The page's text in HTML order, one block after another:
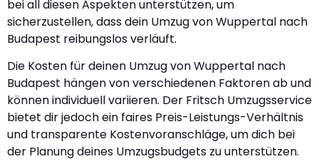
bei all diesen Aspekten unterstützen, um
sicherzustellen, dass dein Umzug von Wuppertal nach
Budapest reibungslos verläuft.
Die Kosten für deinen Umzug von Wuppertal nach
Budapest hängen von verschiedenen Faktoren ab und
können individuell variieren. Der Fritsch Umzugsservice
bietet dir jedoch ein faires Preis-Leistungs-Verhältnis
und transparente Kostenvoranschläge, um dich bei
der Planung deines Umzugsbudgets zu unterstützen.